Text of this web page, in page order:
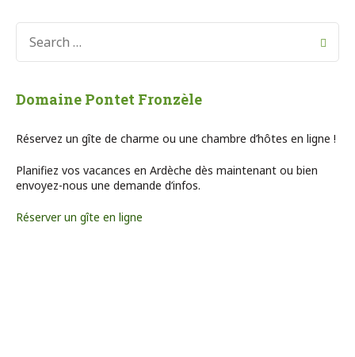
Domaine Pontet Fronzèle
Réservez un gîte de charme ou une chambre d’hôtes en ligne !
Planifiez vos vacances en Ardèche dès maintenant ou bien
envoyez-nous une demande d’infos.
Réserver un gîte en ligne